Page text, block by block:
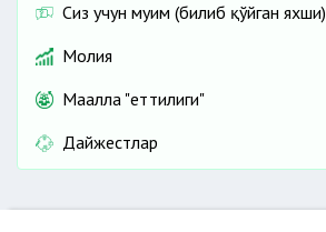
Сиз учун муҳим (билиб қўйган яхши)
Молия
Маҳалла "еттилиги"
Дайжестлар